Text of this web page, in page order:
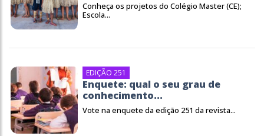
Conheça os projetos do Colégio Master (CE);
Escola...
EDIÇÃO 251
Enquete: qual o seu grau de
conhecimento...
Vote na enquete da edição 251 da revista...